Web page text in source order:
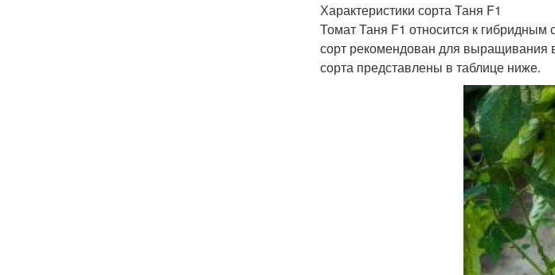
Характеристики сорта Таня F1
Томат Таня F1 относится к гибридным
сорт рекомендован для выращивания
сорта представлены в таблице ниже.